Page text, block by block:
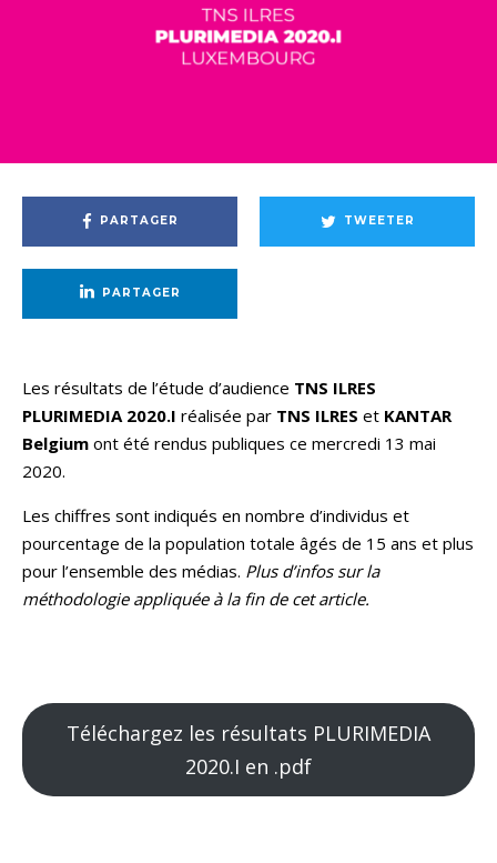
PARTAGER TWEETER
PARTAGER
Les résultats de l’étude d’audience TNS ILRES
PLURIMEDIA 2020.I réalisée par TNS ILRES et KANTAR
Belgium ont été rendus publiques ce mercredi 13 mai
2020.
Les chiffres sont indiqués en nombre d’individus et
pourcentage de la population totale âgés de 15 ans et plus
pour l’ensemble des médias. Plus d’infos sur la
méthodologie appliquée à la fin de cet article.
Téléchargez les résultats PLURIMEDIA
2020.I en .pdf